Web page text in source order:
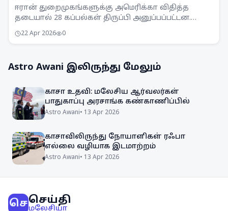
அறிவிப்பு
ஈரான் துறைமுகங்களுக்கு அமெரிக்கா விதித்த
தடையால் 28 கப்பல்கள் திருப்பி அனுப்பப்பட்டன.
22 Apr 2026 0
Astro Awani இலிருந்து மேலும்
காசா உதவி: மலேசிய ஆர்வலர்கள்
பாதுகாப்பு அரசாங்க கண்காணிப்பில்
Astro Awani• 13 Apr 2026
காசாவிலிருந்து நோயாளிகள் ரஃபா
எல்லை வழியாக இடமாற்றம்
Astro Awani• 13 Apr 2026
செசெய்தி
மலேசியா